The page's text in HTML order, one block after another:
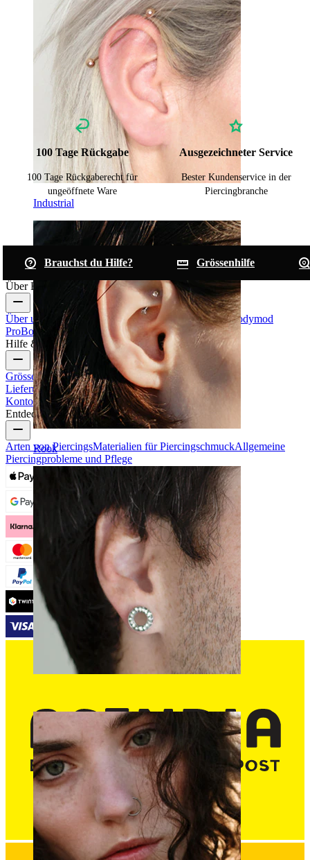
Industrial
Rook
100 Tage Rückgabe
100 Tage Rückgaberecht für
ungeöffnete Ware
Ausgezeichneter Service
Bester Kundenservice in der
Piercingbranche
Brauchst du Hilfe?
Grössenhilfe
Über Bodymod
Über uns BlogBedingungen & KonditionenKontaktBodymod
ProBodymod CreatorsBodymod Bewertungen
Hilfe & Infos
GrössenhilfeBestellung verfolgenInformationen zur
Lieferung Rücksendung & Stornierung Zahlung
Mein
KontoBodymod Support
Entdecke
Arten von PiercingsMaterialien für PiercingschmuckAllgemeine
Piercingprobleme und Pflege